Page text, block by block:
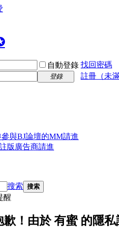
自動登錄 找回密碼
登錄
註冊（未
與BJ論壇的MM請進
版廣告商請進
搜索 搜索
醒
歉！由於 有蜜 的隱